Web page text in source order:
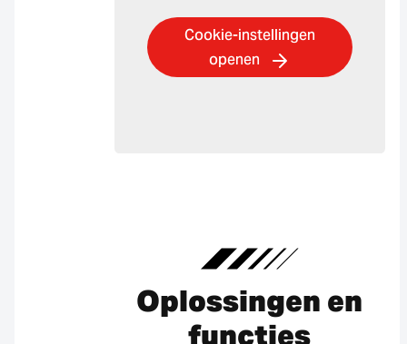
Cookie-instellingen
openen
Oplossingen en
functies